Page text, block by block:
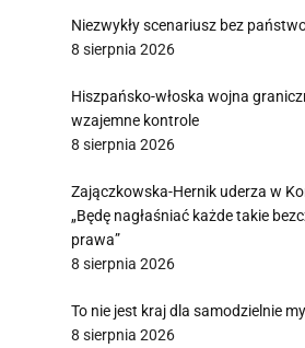
Niezwykły scenariusz bez
8 sierpnia 2026
Hiszpańsko-włoska wojna
wzajemne kontrole
8 sierpnia 2026
Zajączkowska-Hernik uderza w
„Będę nagłaśniać każde takie
prawa”
8 sierpnia 2026
To nie jest kraj dla samodzielnie
8 sierpnia 2026